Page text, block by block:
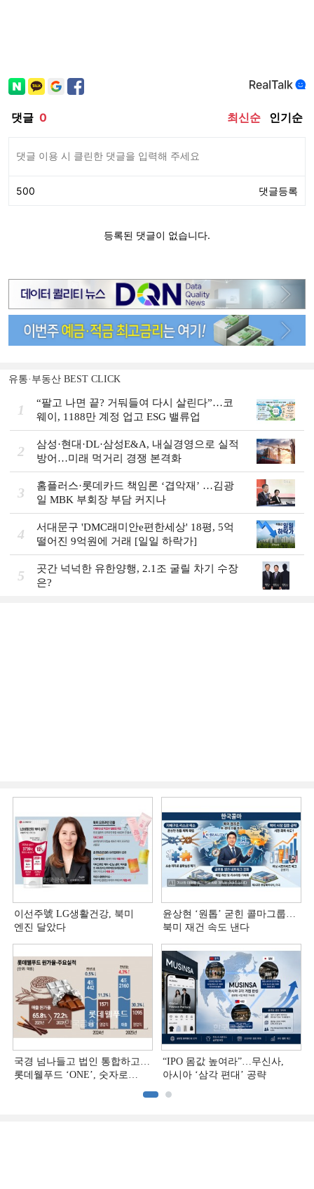
유통·부동산 BEST CLICK
1
“팔고 나면 끝? 거둬들여 다시 살린다”…코
웨이, 1188만 계정 업고 ESG 밸류업
2
삼성·현대·DL·삼성E&A, 내실경영으로 실적
방어…미래 먹거리 경쟁 본격화
3
홈플러스·롯데카드 책임론 ‘겹악재’ …김광
일 MBK 부회장 부담 커지나
4
서대문구 'DMC래미안e편한세상' 18평, 5억
떨어진 9억원에 거래 [일일 하락가]
5
곳간 넉넉한 유한양행, 2.1조 굴릴 차기 수장
은?
이선주號 LG생활건강, 북미
엔진 달았다
윤상현 ‘원톱ʼ 굳힌 콜마그룹…
북미 재건 속도 낸다
국경 넘나들고 법인 통합하고…
롯데웰푸드 ‘ONE’, 숫자로
“IPO 몸값 높여라”…무신사,
아시아 ‘삼각 편대’ 공략